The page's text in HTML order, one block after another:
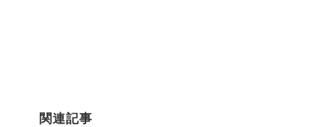
関連記事